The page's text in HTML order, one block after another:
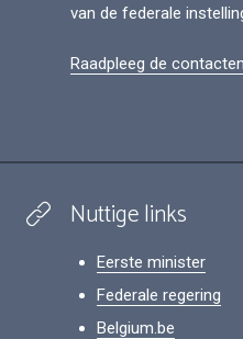
van de federale
Raadpleeg de
Nuttige links
Eerste minister
Federale regering
Belgium.be